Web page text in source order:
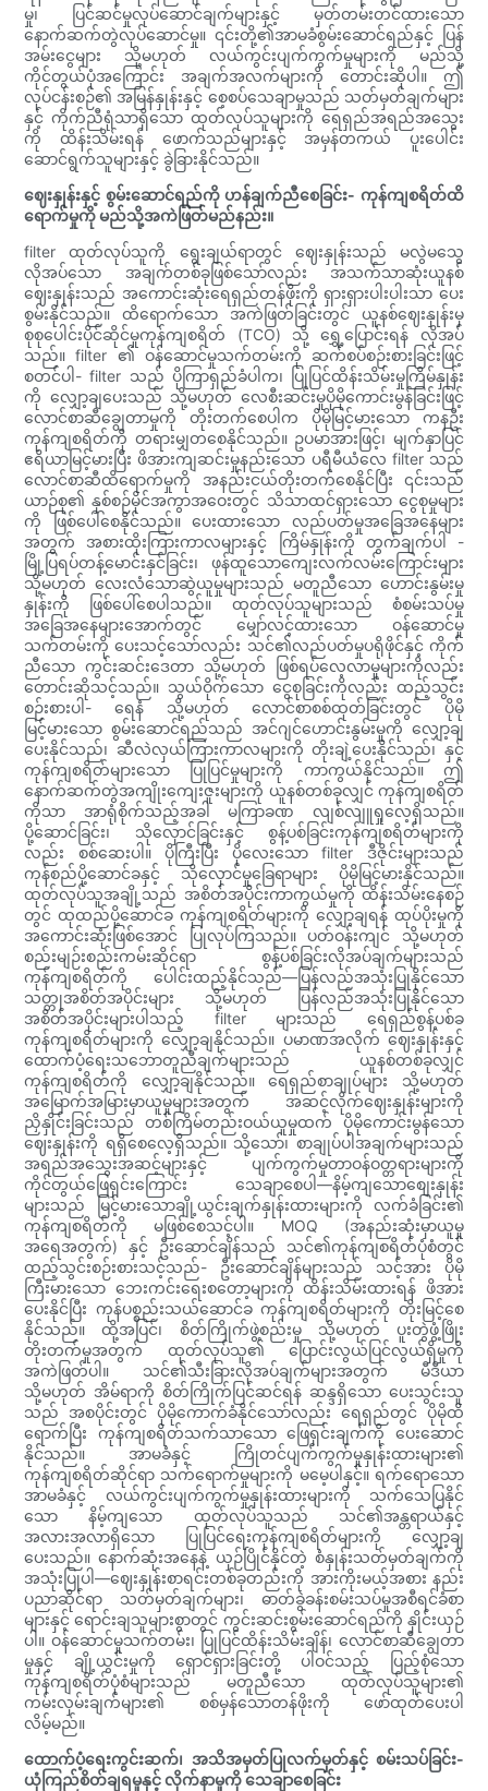
မှု၊ ပြင်ဆင်မှုလုပ်ဆောင်ချက်များနှင့် မှတ်တမ်းတင်ထားသော
နောက်ဆက်တွဲလုပ်ဆောင်မှု။ ၎င်းတို့၏အာမခံစွမ်းဆောင်ရည်နှင့် ပြန်
အမ်းငွေများ သို့မဟုတ် လယ်ကွင်းပျက်ကွက်မှုများကို မည်သို့
ကိုင်တွယ်ပုံအကြောင်း အချက်အလက်များကို တောင်းဆိုပါ။ ဤ
လုပ်ငန်းစဉ်၏ အမြန်နှုန်းနှင့် စေ့စပ်သေချာမှုသည် သတ်မှတ်ချက်များ
နှင့် ကိုက်ညီရုံသာရှိသော ထုတ်လုပ်သူများကို ရေရှည်အရည်အသွေး
ကို ထိန်းသိမ်းရန် ဖောက်သည်များနှင့် အမှန်တကယ် ပူးပေါင်း
ဆောင်ရွက်သူများနှင့် ခွဲခြားနိုင်သည်။
ဈေးနှုန်းနှင့် စွမ်းဆောင်ရည်ကို ဟန်ချက်ညီစေခြင်း- ကုန်ကျစရိတ်ထိ
ရောက်မှုကို မည်သို့အကဲဖြတ်မည်နည်း။
filter ထုတ်လုပ်သူကို ရွေးချယ်ရာတွင် ဈေးနှုန်းသည် မလွဲမသွေ
လိုအပ်သော အချက်တစ်ခုဖြစ်သော်လည်း အသက်သာဆုံးယူနစ်
ဈေးနှုန်းသည် အကောင်းဆုံးရေရှည်တန်ဖိုးကို ရှားရှားပါးပါးသာ ပေး
စွမ်းနိုင်သည်။ ထိရောက်သော အကဲဖြတ်ခြင်းတွင် ယူနစ်ဈေးနှုန်းမှ
စုစုပေါင်းပိုင်ဆိုင်မှုကုန်ကျစရိတ် (TCO) သို့ ရွှေ့ပြောင်းရန် လိုအပ်
သည်။ filter ၏ ဝန်ဆောင်မှုသက်တမ်းကို ဆက်စပ်စဉ်းစားခြင်းဖြင့်
စတင်ပါ- filter သည် ပိုကြာရှည်ခံပါက၊ ပြုပြင်ထိန်းသိမ်းမှုကြိမ်နှုန်း
ကို လျှော့ချပေးသည် သို့မဟုတ် လေစီးဆင်းမှုပိုမိုကောင်းမွန်ခြင်းဖြင့်
လောင်စာဆီချွေတာမှုကို တိုးတက်စေပါက ပိုမိုမြင့်မားသော ကနဦး
ကုန်ကျစရိတ်ကို တရားမျှတစေနိုင်သည်။ ဥပမာအားဖြင့်၊ မျက်နှာပြင်
ဧရိယာမြင့်မားပြီး ဖိအားကျဆင်းမှုနည်းသော ပရီမီယံလေ filter သည်
လောင်စာဆီထိရောက်မှုကို အနည်းငယ်တိုးတက်စေနိုင်ပြီး ၎င်းသည်
ယာဉ်စု၏ နှစ်စဉ်မိုင်အကွာအဝေးတွင် သိသာထင်ရှားသော ငွေစုမှုများ
ကို ဖြစ်ပေါ်စေနိုင်သည်။ ပေးထားသော လည်ပတ်မှုအခြေအနေများ
အတွက် အစားထိုးကြားကာလများနှင့် ကြိမ်နှုန်းကို တွက်ချက်ပါ -
မြို့ပြရပ်တန့်မောင်းနှင်ခြင်း၊ ဖုန်ထူသောကျေးလက်လမ်းကြောင်းများ
သို့မဟုတ် လေးလံသောဆွဲယူမှုများသည် မတူညီသော ဟောင်းနွမ်းမှု
နှုန်းကို ဖြစ်ပေါ်စေပါသည်။ ထုတ်လုပ်သူများသည် စံစမ်းသပ်မှု
အခြေအနေများအောက်တွင် မျှော်လင့်ထားသော ဝန်ဆောင်မှု
သက်တမ်းကို ပေးသင့်သော်လည်း သင်၏လည်ပတ်မှုပရိုဖိုင်နှင့် ကိုက်
ညီသော ကွင်းဆင်းဒေတာ သို့မဟုတ် ဖြစ်ရပ်လေ့လာမှုများကိုလည်း
တောင်းဆိုသင့်သည်။ သွယ်ဝိုက်သော ငွေစုခြင်းကိုလည်း ထည့်သွင်း
စဉ်းစားပါ- ရေနံ သို့မဟုတ် လောင်စာစစ်ထုတ်ခြင်းတွင် ပိုမို
မြင့်မားသော စွမ်းဆောင်ရည်သည် အင်ဂျင်ဟောင်းနွမ်းမှုကို လျှော့ချ
ပေးနိုင်သည်၊ ဆီလဲလှယ်ကြားကာလများကို တိုးချဲ့ပေးနိုင်သည်၊ နှင့်
ကုန်ကျစရိတ်များသော ပြုပြင်မှုများကို ကာကွယ်နိုင်သည်။ ဤ
နောက်ဆက်တွဲအကျိုးကျေးဇူးများကို ယူနစ်တစ်ခုလျှင် ကုန်ကျစရိတ်
ကိုသာ အာရုံစိုက်သည့်အခါ မကြာခဏ လျစ်လျူရှုလေ့ရှိသည်။
ပို့ဆောင်ခြင်း၊ သိုလှောင်ခြင်းနှင့် စွန့်ပစ်ခြင်းကုန်ကျစရိတ်များကို
လည်း စစ်ဆေးပါ။ ပိုကြီးပြီး ပိုလေးသော filter ဒီဇိုင်းများသည်
ကုန်စည်ပို့ဆောင်ခနှင့် သိုလှောင်မှုခြေရာများ ပိုမိုမြင့်မားနိုင်သည်။
ထုတ်လုပ်သူအချို့သည် အစိတ်အပိုင်းကာကွယ်မှုကို ထိန်းသိမ်းနေစဉ်
တွင် ထုထည်ပို့ဆောင်ခ ကုန်ကျစရိတ်များကို လျှော့ချရန် ထုပ်ပိုးမှုကို
အကောင်းဆုံးဖြစ်အောင် ပြုလုပ်ကြသည်။ ပတ်ဝန်းကျင် သို့မဟုတ်
စည်းမျဉ်းစည်းကမ်းဆိုင်ရာ စွန့်ပစ်ခြင်းလိုအပ်ချက်များသည်
ကုန်ကျစရိတ်ကို ပေါင်းထည့်နိုင်သည်—ပြန်လည်အသုံးပြုနိုင်သော
သတ္တုအစိတ်အပိုင်းများ သို့မဟုတ် ပြန်လည်အသုံးပြုနိုင်သော
အစိတ်အပိုင်းများပါသည့် filter များသည် ရေရှည်စွန့်ပစ်ခ
ကုန်ကျစရိတ်များကို လျှော့ချနိုင်သည်။ ပမာဏအလိုက် ဈေးနှုန်းနှင့်
ထောက်ပံ့ရေးသဘောတူညီချက်များသည် ယူနစ်တစ်ခုလျှင်
ကုန်ကျစရိတ်ကို လျှော့ချနိုင်သည်။ ရေရှည်စာချုပ်များ သို့မဟုတ်
အမြောက်အမြားမှာယူမှုများအတွက် အဆင့်လိုက်ဈေးနှုန်းများကို
ညှိနှိုင်းခြင်းသည် တစ်ကြိမ်တည်းဝယ်ယူမှုထက် ပိုမိုကောင်းမွန်သော
ဈေးနှုန်းကို ရရှိစေလေ့ရှိသည်။ သို့သော်၊ စာချုပ်ပါအချက်များသည်
အရည်အသွေးအဆင့်များနှင့် ပျက်ကွက်မှုတာဝန်ဝတ္တရားများကို
ကိုင်တွယ်ဖြေရှင်းကြောင်း သေချာစေပါ—နိမ့်ကျသောစျေးနှုန်း
များသည် မြင့်မားသောချို့ယွင်းချက်နှုန်းထားများကို လက်ခံခြင်း၏
ကုန်ကျစရိတ်ကို မဖြစ်စေသင့်ပါ။ MOQ (အနည်းဆုံးမှာယူမှု
အရေအတွက်) နှင့် ဦးဆောင်ချိန်သည် သင်၏ကုန်ကျစရိတ်ပုံစံတွင်
ထည့်သွင်းစဉ်းစားသင့်သည်- ဦးဆောင်ချိန်များသည် သင့်အား ပိုမို
ကြီးမားသော ဘေးကင်းရေးစတော့များကို ထိန်းသိမ်းထားရန် ဖိအား
ပေးနိုင်ပြီး ကုန်ပစ္စည်းသယ်ဆောင်ခ ကုန်ကျစရိတ်များကို တိုးမြင့်စေ
နိုင်သည်။ ထို့အပြင်၊ စိတ်ကြိုက်ဖွဲ့စည်းမှု သို့မဟုတ် ပူးတွဲဖွံ့ဖြိုး
တိုးတက်မှုအတွက် ထုတ်လုပ်သူ၏ ပြောင်းလွယ်ပြင်လွယ်ရှိမှုကို
အကဲဖြတ်ပါ။ သင်၏သီးခြားလိုအပ်ချက်များအတွက် မီဒီယာ
သို့မဟုတ် အိမ်ရာကို စိတ်ကြိုက်ပြင်ဆင်ရန် ဆန္ဒရှိသော ပေးသွင်းသူ
သည် အစပိုင်းတွင် ပိုမိုကောက်ခံနိုင်သော်လည်း ရေရှည်တွင် ပိုမိုထိ
ရောက်ပြီး ကုန်ကျစရိတ်သက်သာသော ဖြေရှင်းချက်ကို ပေးဆောင်
နိုင်သည်။ အာမခံနှင့် ကြိုတင်ပျက်ကွက်မှုနှုန်းထားများ၏
ကုန်ကျစရိတ်ဆိုင်ရာ သက်ရောက်မှုများကို မမေ့ပါနှင့်။ ရက်ရောသော
အာမခံနှင့် လယ်ကွင်းပျက်ကွက်မှုနှုန်းထားများကို သက်သေပြနိုင်
သော နိမ့်ကျသော ထုတ်လုပ်သူသည် သင်၏အန္တရာယ်နှင့်
အလားအလာရှိသော ပြုပြင်ရေးကုန်ကျစရိတ်များကို လျှော့ချ
ပေးသည်။ နောက်ဆုံးအနေနဲ့ ယှဉ်ပြိုင်နိုင်တဲ့ စံနှုန်းသတ်မှတ်ချက်ကို
အသုံးပြုပါ—ဈေးနှုန်းစာရင်းတစ်ခုတည်းကို အားကိုးမယ့်အစား နည်း
ပညာဆိုင်ရာ သတ်မှတ်ချက်များ၊ ဓာတ်ခွဲခန်းစမ်းသပ်မှုအစီရင်ခံစာ
များနှင့် ရောင်းချသူများစွာတွင် ကွင်းဆင်းစွမ်းဆောင်ရည်ကို နှိုင်းယှဉ်
ပါ။ ဝန်ဆောင်မှုသက်တမ်း၊ ပြုပြင်ထိန်းသိမ်းချိန်၊ လောင်စာဆီချွေတာ
မှုနှင့် ချို့ယွင်းမှုကို ရှောင်ရှားခြင်းတို့ ပါဝင်သည့် ပြည့်စုံသော
ကုန်ကျစရိတ်ပုံစံများသည် မတူညီသော ထုတ်လုပ်သူများ၏
ကမ်းလှမ်းချက်များ၏ စစ်မှန်သောတန်ဖိုးကို ဖော်ထုတ်ပေးပါ
လိမ့်မည်။
ထောက်ပံ့ရေးကွင်းဆက်၊ အသိအမှတ်ပြုလက်မှတ်နှင့် စမ်းသပ်ခြင်း-
ယုံကြည်စိတ်ချရမှုနှင့် လိုက်နာမှုကို သေချာစေခြင်း